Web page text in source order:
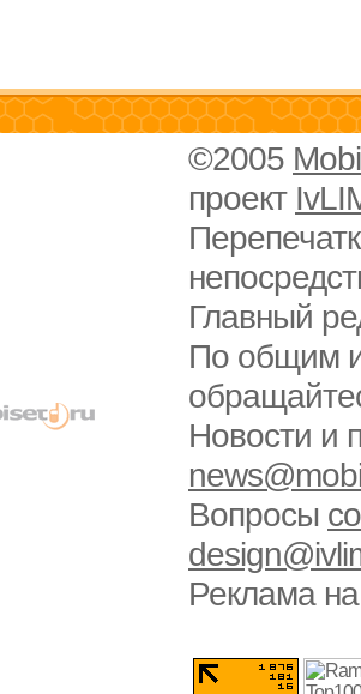
©2005
проект
Главный
По общим
Новости и
Вопросы
Реклама